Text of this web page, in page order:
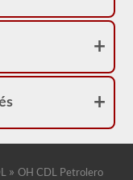
» OH CDL Petrolero